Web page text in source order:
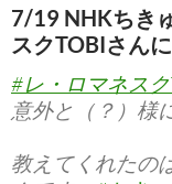
7/19 NHKちき
スクTOBIさん
#レ・ロマネスク
意外と（？）様
教えてくれたの